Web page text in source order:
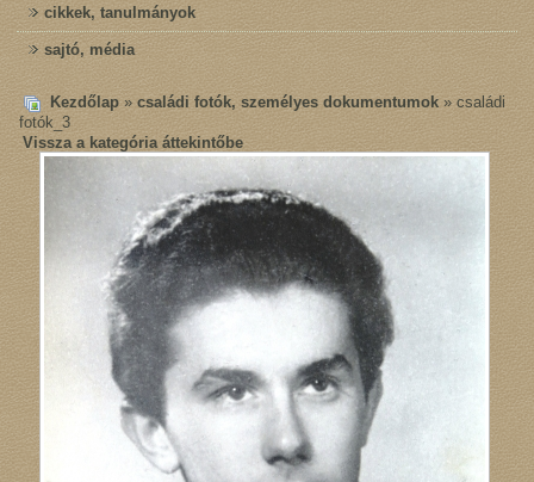
cikkek, tanulmányok
sajtó, média
Kezdőlap»családi fotók, személyes dokumentumok » családi
fotók_3
Vissza a kategória áttekintőbe